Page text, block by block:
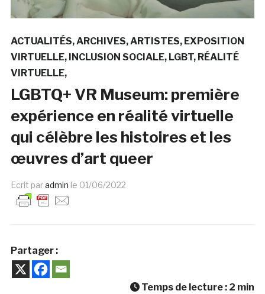
ACTUALITÉS ARCHIVES ARTISTES EXPOSITION
VIRTUELLE
INCLUSION SOCIALE LGBT RÉALITÉ
VIRTUELLE
LGBTQ+ VR Museum: première
expérience en réalité virtuelle
qui célèbre les histoires et les
œuvres d’art queer
Ecrit paradmin le 01/06/2022
Partager :
Temps de lecture : 2 min